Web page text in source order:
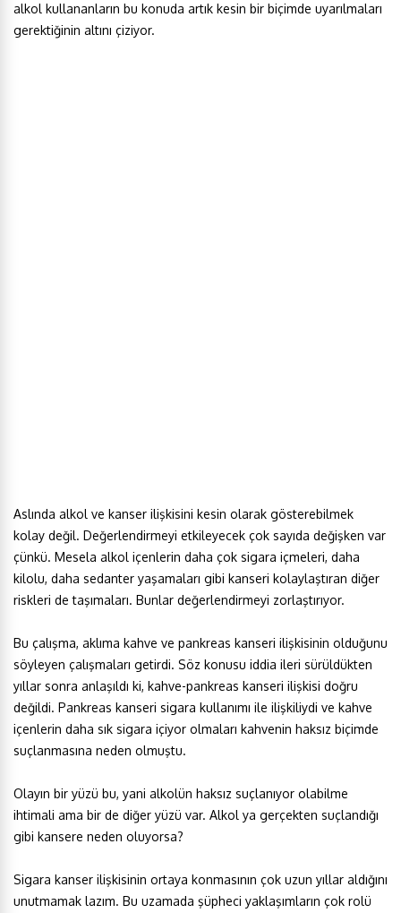
alkol kullananların bu konuda artık kesin bir biçimde uyarılmaları
gerektiğinin altını çiziyor.
Aslında alkol ve kanser ilişkisini kesin olarak gösterebilmek
kolay değil. Değerlendirmeyi etkileyecek çok sayıda değişken var
çünkü. Mesela alkol içenlerin daha çok sigara içmeleri, daha
kilolu, daha sedanter yaşamaları gibi kanseri kolaylaştıran diğer
riskleri de taşımaları. Bunlar değerlendirmeyi zorlaştırıyor.
Bu çalışma, aklıma kahve ve pankreas kanseri ilişkisinin olduğunu
söyleyen çalışmaları getirdi. Söz konusu iddia ileri sürüldükten
yıllar sonra anlaşıldı ki, kahve-pankreas kanseri ilişkisi doğru
değildi. Pankreas kanseri sigara kullanımı ile ilişkiliydi ve kahve
içenlerin daha sık sigara içiyor olmaları kahvenin haksız biçimde
suçlanmasına neden olmuştu.
Olayın bir yüzü bu, yani alkolün haksız suçlanıyor olabilme
ihtimali ama bir de diğer yüzü var. Alkol ya gerçekten suçlandığı
gibi kansere neden oluyorsa?
Sigara kanser ilişkisinin ortaya konmasının çok uzun yıllar aldığını
unutmamak lazım. Bu uzamada şüpheci yaklaşımların çok rolü